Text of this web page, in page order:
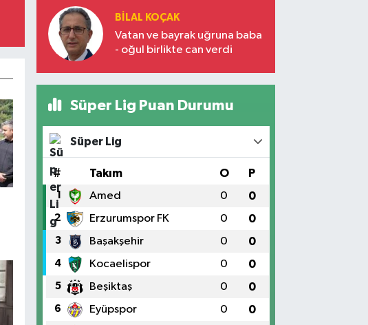
BILAL KOÇAK
Vatan ve bayrak uğruna baba
- oğul birlikte can verdi
Süper Lig Puan Durumu
Süper Lig
# Takım O P
1 Amed 0 0
2 Erzurumspor FK 0 0
3 Başakşehir 0 0
4 Kocaelispor 0 0
5 Beşiktaş 0 0
6 Eyüpspor 0 0